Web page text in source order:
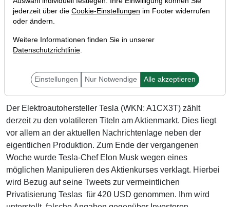
Der Elektroautohersteller Tesla (WKN: A1CX3T) zählt
derzeit zu den volatileren Titeln am Aktienmarkt. Dies liegt
vor allem an der aktuellen Nachrichtenlage neben der
eigentlichen Produktion. Zum Ende der vergangenen
Woche wurde Tesla-Chef Elon Musk wegen eines
möglichen Manipulieren des Aktienkurses verklagt. Hierbei
wird Bezug auf seine Tweets zur vermeintlichen
Privatisierung Teslas für 420 USD genommen. Ihm wird
jederzeit über die Cookie-Einstellungen im Footer widerrufen
oder ändern.
Weitere Informationen finden Sie in unserer
Datenschutzrichtlinie.
Einstellungen Nur Notwendige Alle akzeptieren